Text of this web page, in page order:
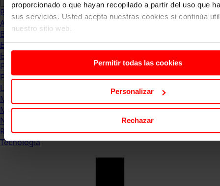
proporcionado o que hayan recopilado a partir del uso que
sus servicios. Usted acepta nuestras cookies si continúa
nuestro sitio web.
Permitir todas las cookies
Personalizar
Rechazar
Blog
Abogacia
Business
Empleo & Emprendimiento
Empresas
Finanzas
Formación & Estudios
Luxury
Management
Marketing & Comunicación
Negocios
Recursos Humanos
Tecnología